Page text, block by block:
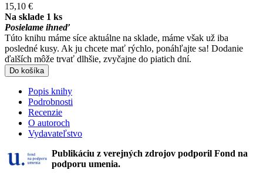
15,10 €
Na sklade 1 ks
Posielame ihneď
Túto knihu máme síce aktuálne na sklade, máme však už iba
posledné kusy. Ak ju chcete mať rýchlo, ponáhľajte sa! Dodanie
ďalších môže trvať dlhšie, zvyčajne do piatich dní.
Do košíka
Popis knihy
Podrobnosti
Recenzie
O autoroch
Vydavateľstvo
Publikáciu z verejných zdrojov podporil Fond na
podporu umenia.